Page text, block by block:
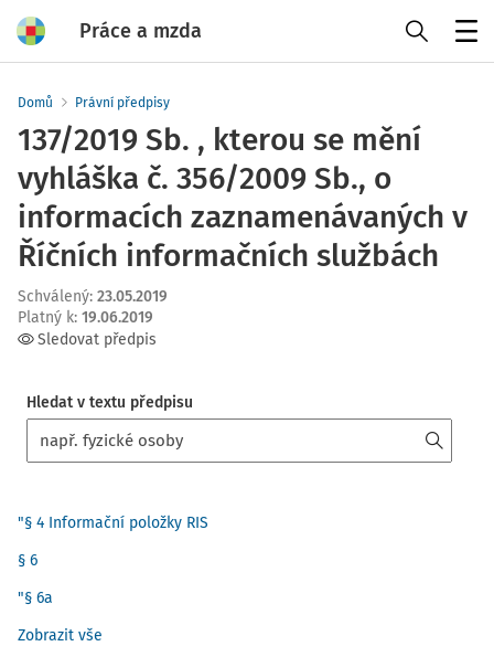
Práce a mzda
Domů Právní předpisy
137/2019 Sb. , kterou se mění
vyhláška č. 356/2009 Sb., o
informacích zaznamenávaných v
Říčních informačních službách
Schválený: 23.05.2019
Platný k: 19.06.2019
Sledovat předpis
Hledat v textu předpisu
"§ 4 Informační položky RIS
§ 6
"§ 6a
Zobrazit vše